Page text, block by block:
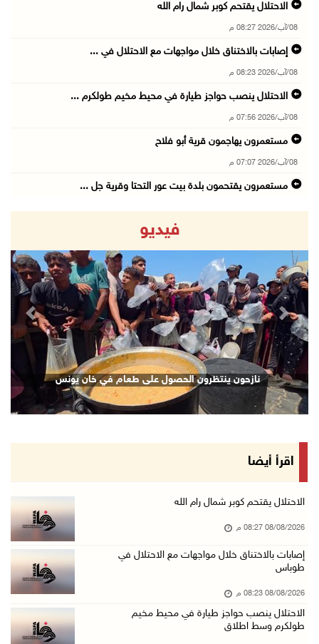
الاحتلال يقتحم كوبر شمال رام الله
08/آب/2026 08:27 م
إصابات بالاختناق خلال مواجهات مع الاحتلال في ...
08/آب/2026 08:23 م
الاحتلال ينصب حواجز طيارة في محيط مخيم طولكرم ...
08/آب/2026 07:56 م
مستعمرون يهاجمون قرية أبو فلاح
08/آب/2026 07:07 م
مستعمرون يقتحمون بلدة بيت عور التحتا وقرية جل ...
فلسطين تدين الهجوم على ناقلة إماراتية في مضيق ...
08/آب/2026 06:25 م
شعراء غزة يوثقون النزوح والفقد بقصائد من الخي ...
08/آب/2026 06:23 م
الجامعة العربية الأمريكية تختتم فعاليات تخريج ...
08/آب/2026 06:20 م
إصابات بالاختناق خلال اقتحام الاحتلال قرية ال ...
08/آب/2026 05:52 م
الحايك: نقود جهودا وطنية لحماية المواقع الأثر ...
أطفال مبتورو الأطراف يتحدّون الألم بكرة القدم ...
جلسة لمجلس الأمن بشأن الضفة الغربية الثلاثاء ...
08/آب/2026 04:03 م
08/آب/2026 03:51 م
مستعمر إرهابي يُطلق مواشيه في أراضي الطيبة شر ...
08/آب/2026 02:37 م
فيديو
نازحون ينتظرون الحصول على طعام في خان يونس
Next
اقرأ أيضا
الاحتلال يقتحم كوبر شمال رام الله
08/08/2026 08:27 م
إصابات بالاختناق خلال مواجهات مع الاحتلال في
طوباس
08/08/2026 08:23 م
الاحتلال ينصب حواجز طيارة في محيط مخيم
طولكرم وسط اطلاق